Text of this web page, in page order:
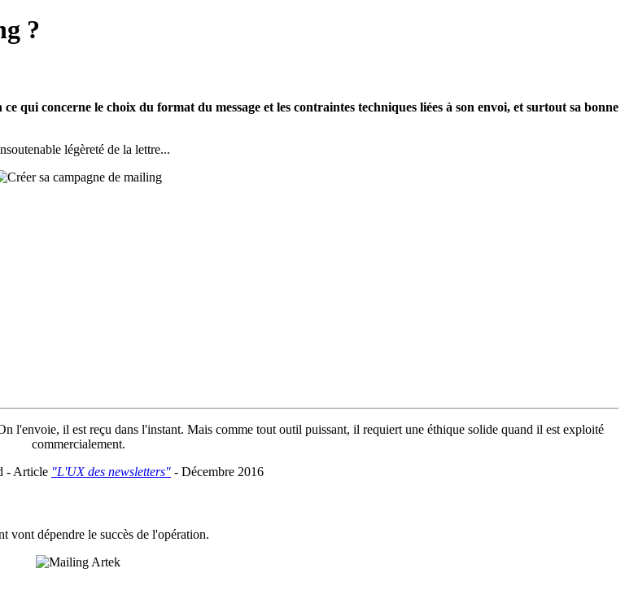
?
qui concerne le choix du format du message et les contraintes techniques liées à son envoi, et surtout sa bonne
légèreté de la lettre...
l'envoie, il est reçu dans l'instant. Mais comme tout outil puissant, il requiert une éthique solide quand il est exploité
commercialement.
- Article "L'UX des newsletters" - Décembre 2016
vont dépendre le succès de l'opération.